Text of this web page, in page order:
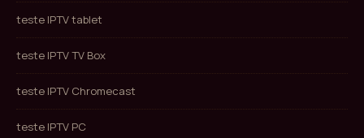
teste IPTV tablet
teste IPTV TV Box
teste IPTV Chromecast
teste IPTV PC